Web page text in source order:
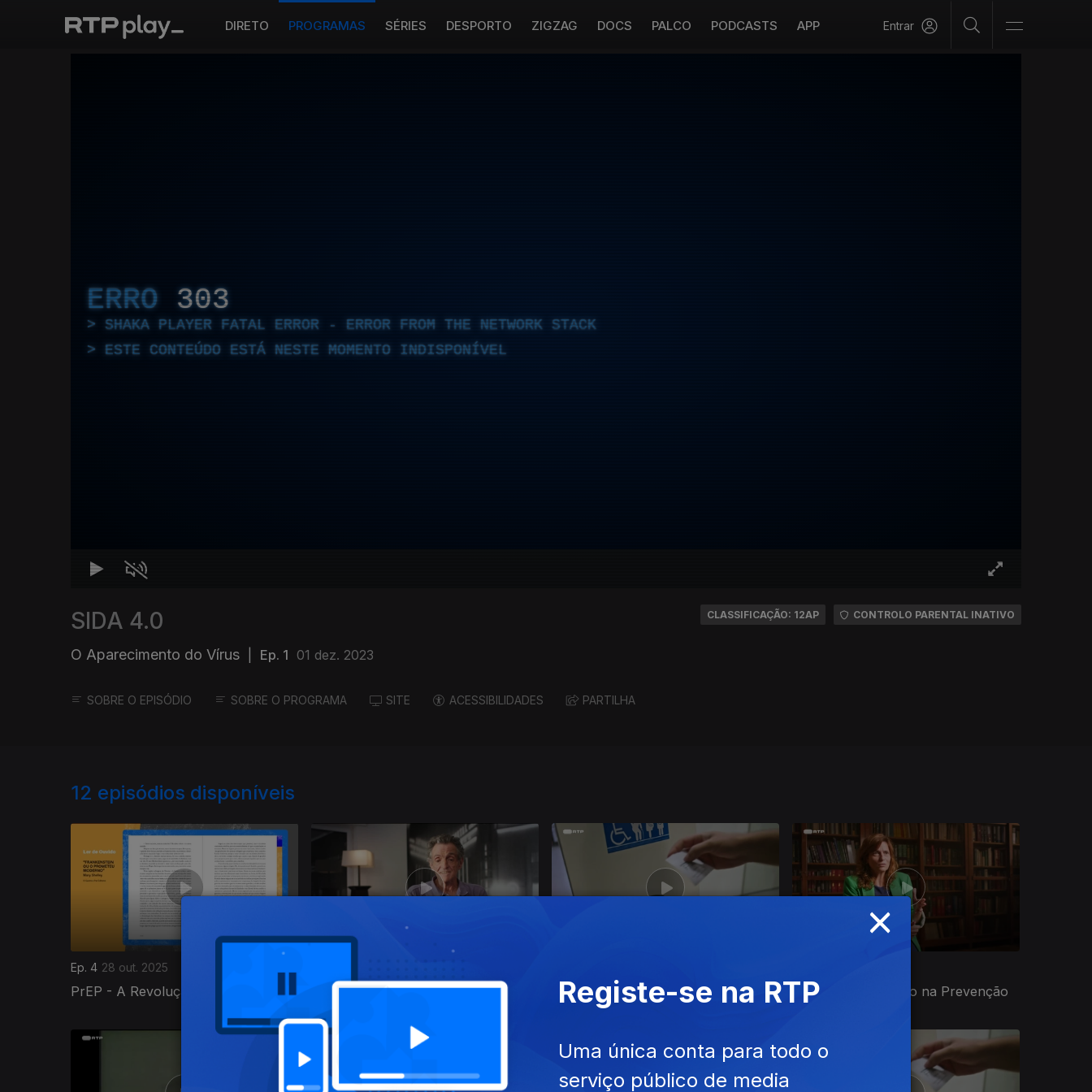
DIRETO PROGRAMAS SÉRIES DESPORTO ZIGZAG DOCS PALCO PODCASTS APP Entrar
ERRO 303
SHAKA PLAYER FATAL ERROR - ERROR FROM THE NETWORK STACK
ESTE CONTEÚDO ESTÁ NESTE MOMENTO INDISPONÍVEL
SIDA 4.0
O Aparecimento do Vírus Ep. 1 01 dez. 2023
CLASSIFICAÇÃO: 12AP CONTROLO PARENTAL INATIVO
SOBRE O EPISÓDIO SOBRE O PROGRAMA SITE ACESSIBILIDADES PARTILHA
12 episódios disponíveis
Ep. 4 28 out. 2025
PrEP - A Revolução na Prevenção O Aparecimento do Vírus 40 Anos da SIDA PrEP - A Revolução na Prevenção
×
Registe-se na RTP
Uma única conta para todo o
serviço público de media